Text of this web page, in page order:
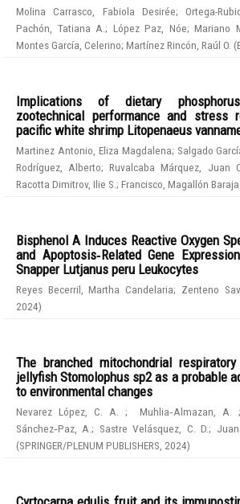
Molina Carrasco, Fabiola Desirée;Ortega-
Pachón, Tatiana A. ; López Paz, Nóe; Mariano
Montes García, Celerino; Martínez Rincón, Raúl O. (
Implications of dietary
zootechnical performance and stress
pacific white shrimp Litopenaeus
Martinez Antonio, Eliza Magdalena; Salgado
Rodríguez, Alberto;Ruvalcaba Márquez, Juan
Racotta Dimitrov, Ilie S. ; Francisco, Magallón
Bisphenol A Induces Reactive Oxygen
and Apoptosis‑Related Gene
Snapper Lutjanus peru Leukocytes
Reyes Becerril, Martha Candelaria; Zenteno
2024)
The branched mitochondrial
jellyfish Stomolophus sp2 as a probable
to environmental changes
Nevarez López, C. A. ; Muhlia‑Almazan, A.
Sánchez‑Paz, A.; Sastre Velásquez, C. D.;
(SPRINGER/PLENUM PUBLISHERS 2024)